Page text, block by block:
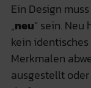
Ein Design
„neu“ sein.
kein
Merkmalen
ausgestellt